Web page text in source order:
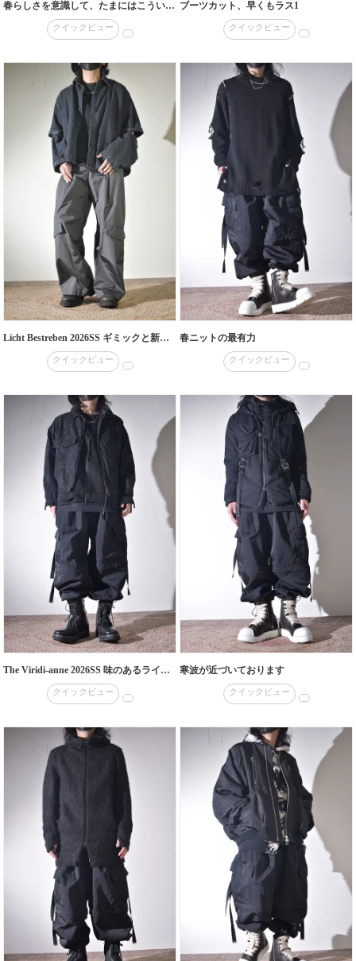
春らしさを意識して、たまにはこういうのも
クイックビュー
ブーツカット、早くもラス1
クイックビュー
Licht Bestreben 2026SS ギミックと新素材
クイックビュー
春ニットの最有力
クイックビュー
The Viridi-anne 2026SS 味のあるライトなブルゾン
クイックビュー
寒波が近づいております
クイックビュー